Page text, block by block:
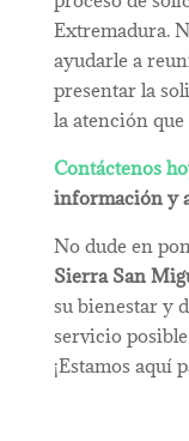
Extremadura.
ayudarle a
presentar la
la atención que
Contáctenos
información y
No dude en
Sierra San
su bienestar y
servicio
¡Estamos aquí